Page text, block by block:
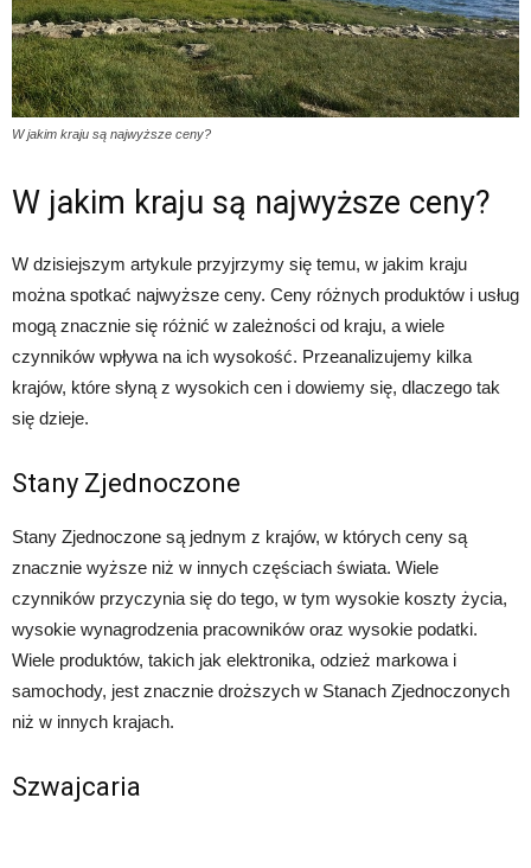
W jakim kraju są najwyższe ceny?
W jakim kraju są najwyższe ceny?
W dzisiejszym artykule przyjrzymy się temu, w jakim kraju
można spotkać najwyższe ceny. Ceny różnych produktów i usług
mogą znacznie się różnić w zależności od kraju, a wiele
czynników wpływa na ich wysokość. Przeanalizujemy kilka
krajów, które słyną z wysokich cen i dowiemy się, dlaczego tak
się dzieje.
Stany Zjednoczone
Stany Zjednoczone są jednym z krajów, w których ceny są
znacznie wyższe niż w innych częściach świata. Wiele
czynników przyczynia się do tego, w tym wysokie koszty życia,
wysokie wynagrodzenia pracowników oraz wysokie podatki.
Wiele produktów, takich jak elektronika, odzież markowa i
samochody, jest znacznie droższych w Stanach Zjednoczonych
niż w innych krajach.
Szwajcaria